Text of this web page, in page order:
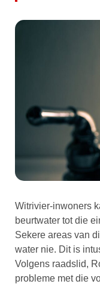
Witrivier-inwoners
beurtwater tot die
Sekere areas van
water nie. Dit is
Volgens raadslid,
probleme met die